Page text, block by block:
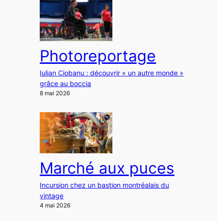
Photoreportage
Iulian Ciobanu : découvrir « un autre monde »
grâce au boccia
8 mai 2026
Marché aux puces
Incursion chez un bastion montréalais du
vintage
4 mai 2026